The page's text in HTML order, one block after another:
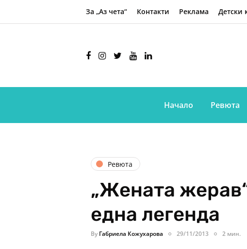
За „Аз чета“ Контакти Реклама Детски
Начало Ревюта
Ревюта
„Жената
една легенда
By Габриела Кожухарова 29/11/2013 2 мин.